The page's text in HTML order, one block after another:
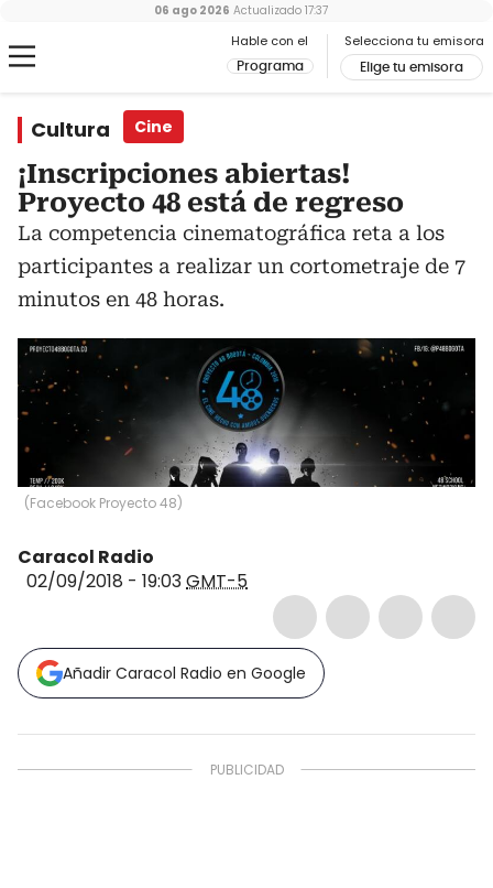
Hable con el
Programa
Selecciona tu emisora
Elige tu emisora
06 ago 2026 Actualizado 17:37
Cultura Cine
¡Inscripciones abiertas!
Proyecto 48 está de regreso
La competencia cinematográfica reta a los
participantes a realizar un cortometraje de 7
minutos en 48 horas.
(Facebook Proyecto 48)
Caracol Radio
02/09/2018 - 19:03GMT-5
Añadir Caracol Radio en Google